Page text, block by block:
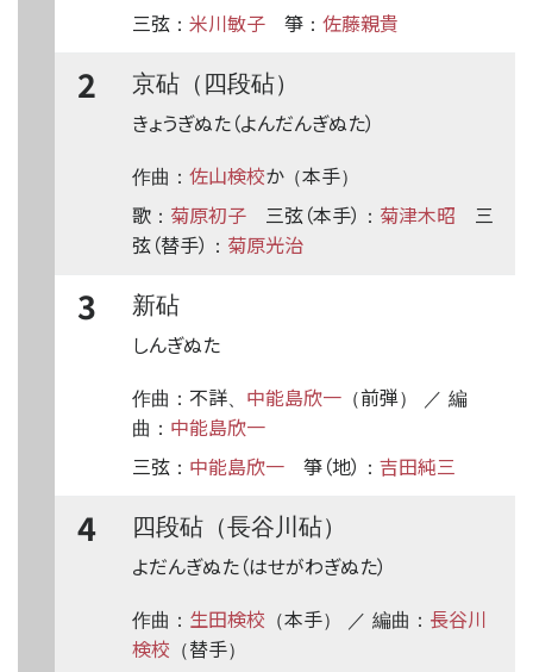
三弦 ： 米川敏子 箏 ： 佐藤親貴
2
京砧（四段砧）
きょうぎぬた（よんだんぎぬた）
作曲： 佐山検校か（本手）
歌 ： 菊原初子 三弦（本手） ： 菊津木昭
三
弦（替手） ： 菊原光治
3
新砧
しんぎぬた
作曲： 不詳、 中能島欣一 （前弾） ／ 編
曲： 中能島欣一
三弦 ： 中能島欣一 箏（地） ： 吉田純三
4
四段砧（長谷川砧）
よだんぎぬた（はせがわぎぬた）
作曲： 生田検校 （本手） ／ 編曲： 長谷川
検校 （替手）